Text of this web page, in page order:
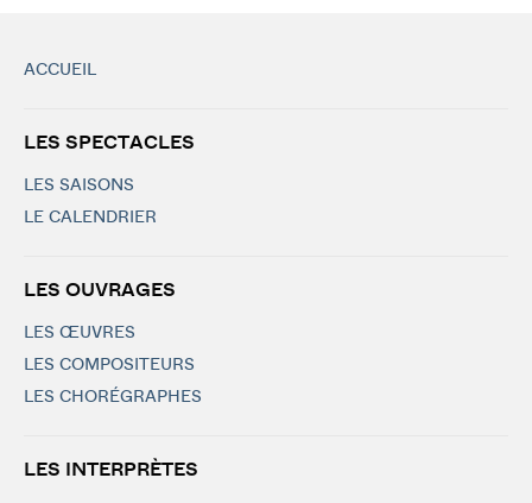
ACCUEIL
LES SPECTACLES
LES SAISONS
LE CALENDRIER
LES OUVRAGES
LES ŒUVRES
LES COMPOSITEURS
LES CHORÉGRAPHES
LES INTERPRÈTES